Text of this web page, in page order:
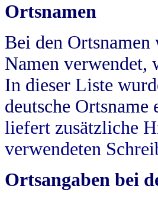
Ortsnamen
Bei den
Namen verwendet,
In dieser Liste
deutsche Ortsname
liefert zusätzliche
verwendeten
Ortsangaben bei